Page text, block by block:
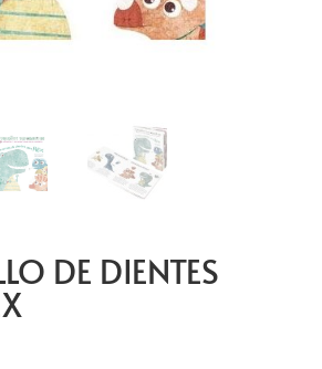
DE DIENTES